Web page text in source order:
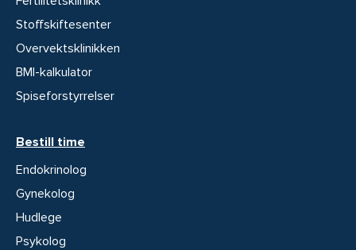
Stoffskiftesenter
Overvektsklinikken
BMI-kalkulator
Spiseforstyrrelser
Bestill time
Endokrinolog
Gynekolog
Hudlege
Psykolog